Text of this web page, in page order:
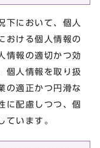
下において、個人
おける個人情報の
情報の適切かつ効
個人情報を取り扱
の適正かつ円滑な
に配慮しつつ、個
ています。